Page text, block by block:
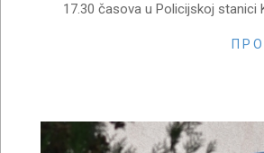
17.30 časova u Policijskoj stanici